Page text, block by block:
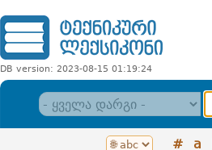
DB version: 2023-08-15 01:19:24
# a